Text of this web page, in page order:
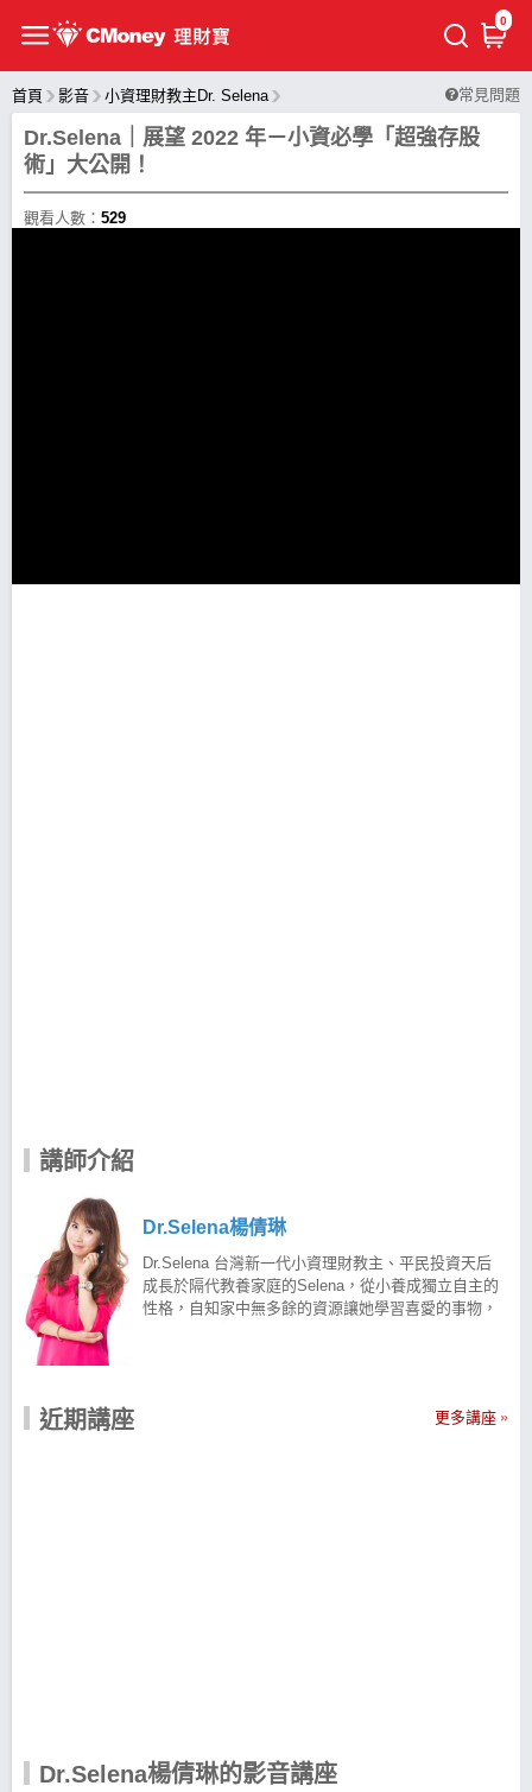
0
首頁 影音 小資理財教主Dr. Selena 常見問題
Dr.Selena｜展望 2022 年－小資必學「超強存股
術」大公開！
觀看人數： 529
講師介紹
Dr.Selena楊倩琳
Dr.Selena 台灣新一代小資理財教主、平民投資天后
成長於隔代教養家庭的Selena，從小養成獨立自主的
性格，自知家中無多餘的資源讓她學習喜愛的事物，
從高職女變身財經博士、從工廠女工變身網路公司
己養成正確理財的好習慣！ 自創獨門儲蓄法，養成正
確理財好習慣 多數人理財觀念多為「先花，後存」，
近期講座 更多講座
Dr.Selena楊倩琳的影音講座